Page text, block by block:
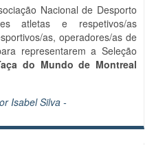
Nacional de Desporto
atletas e respetivos/as
as, operadores/as de
representarem a Seleção
do Mundo de Montreal
Isabel Silva -